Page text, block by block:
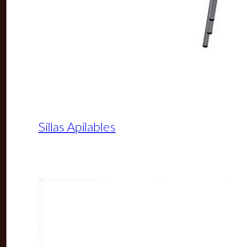
Sillas Apilables